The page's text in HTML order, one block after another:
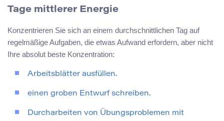
Tage mittlerer Energie
Konzentrieren Sie sich an einem durchschnittlichen Tag auf
regelmäßige Aufgaben, die etwas Aufwand erfordern, aber nicht
Ihre absolut beste Konzentration:
Arbeitsblätter ausfüllen.
einen groben Entwurf schreiben.
Durcharbeiten von Übungsproblemen mit